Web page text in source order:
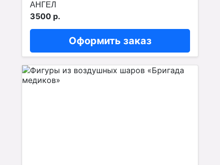
АНГЕЛ
3500 р.
Оформить заказ